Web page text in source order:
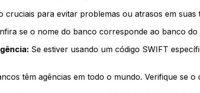
cruciais para evitar problemas ou atrasos em
se o nome do banco corresponde ao banco do
Se estiver usando um código SWIFT
têm agências em todo o mundo. Verifique se